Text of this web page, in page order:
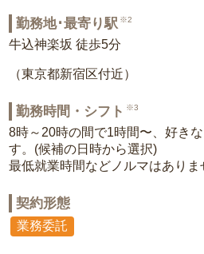
勤務地･最寄り駅 ※2
牛込神楽坂 徒歩5分
（東京都新宿区付近）
勤務時間・シフト ※3
8時～20時の間で1時間〜、好き
す。(候補の日時から選択)
最低就業時間などノルマはありま
契約形態
業務委託